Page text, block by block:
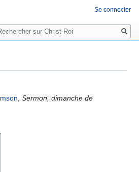
,Sermon, dimanche de
Se connecter